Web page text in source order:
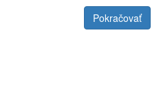
Pokračovať